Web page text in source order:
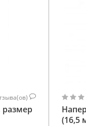
размер
(16,5